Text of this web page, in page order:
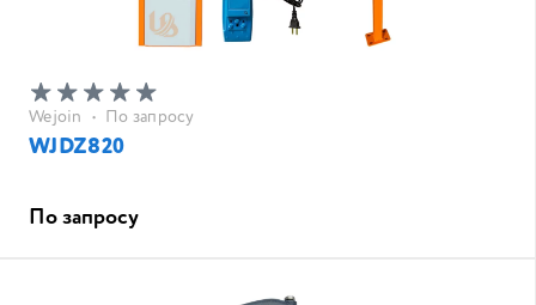
Wejoin • По запросу
WJDZ820
По запросу